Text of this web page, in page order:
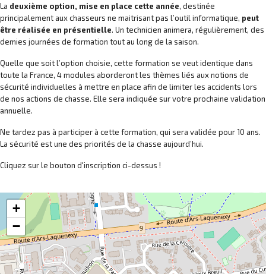
La deuxième option, mise en place cette année, destinée
principalement aux chasseurs ne maitrisant pas l’outil informatique, peut
être réalisée en présentielle. Un technicien animera, régulièrement, des
demies journées de formation tout au long de la saison.
Quelle que soit l’option choisie, cette formation se veut identique dans
toute la France, 4 modules aborderont les thèmes liés aux notions de
sécurité individuelles à mettre en place afin de limiter les accidents lors
de nos actions de chasse. Elle sera indiquée sur votre prochaine validation
annuelle.
Ne tardez pas à participer à cette formation, qui sera validée pour 10 ans.
La sécurité est une des priorités de la chasse aujourd’hui.
Cliquez sur le bouton d'inscription ci-dessus !
+
−